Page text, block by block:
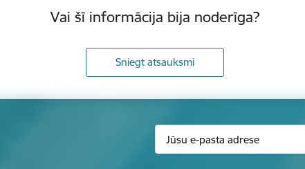
Vai šī informācija bija noderīga?
Sniegt atsauksmi